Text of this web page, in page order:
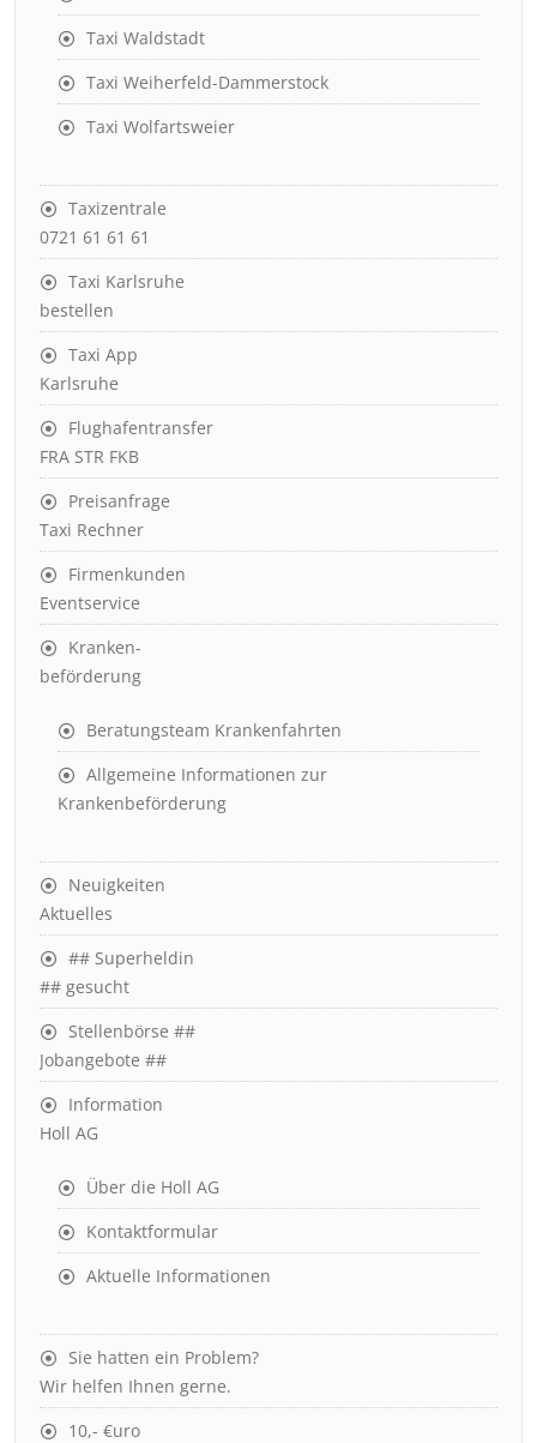
Taxi Waldstadt
Taxi Weiherfeld-Dammerstock
Taxi Wolfartsweier
Taxizentrale
0721 61 61 61
Taxi Karlsruhe
bestellen
Taxi App
Karlsruhe
Flughafentransfer
FRA STR FKB
Preisanfrage
Taxi Rechner
Firmenkunden
Eventservice
Kranken-
beförderung
Beratungsteam Krankenfahrten
Allgemeine Informationen zur
Krankenbeförderung
Neuigkeiten
Aktuelles
## Superheldin
## gesucht
Stellenbörse ##
Jobangebote ##
Information
Holl AG
Über die Holl AG
Kontaktformular
Aktuelle Informationen
Sie hatten ein Problem?
Wir helfen Ihnen gerne.
10,- €uro